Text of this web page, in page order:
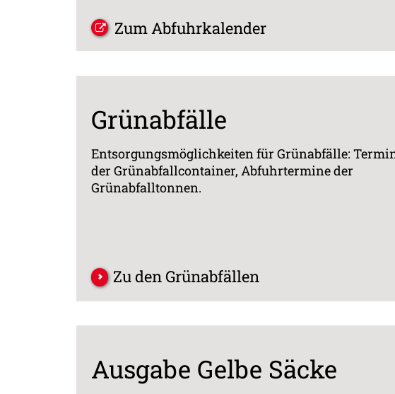
Zum Abfuhrkalender
Grünabfälle
Entsorgungsmöglichkeiten für Grünabfälle:
der Grünabfallcontainer, Abfuhrtermine der
Grünabfalltonnen.
Zu den Grünabfällen
Ausgabe Gelbe Säcke